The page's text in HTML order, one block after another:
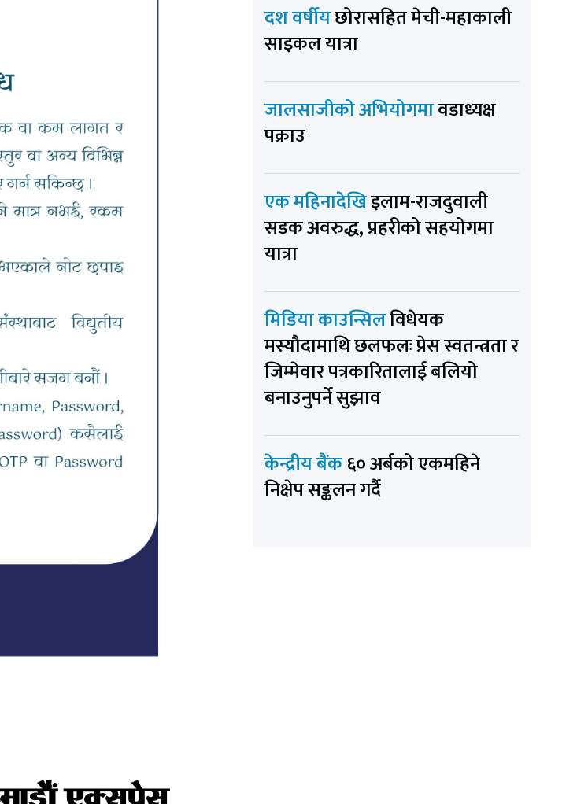
दश वर्षीयछोरासहित मेची-महाकाली
साइकल यात्रा
जालसाजीको अभियोगमावडाध्यक्ष
पक्राउ
एक महिनादेखिइलाम-राजदुवाली
सडक अवरुद्ध, प्रहरीको सहयोगमा
यात्रा
मिडिया काउन्सिलविधेयक
मस्यौदामाथि छलफलः प्रेस स्वतन्त्रता र
जिम्मेवार पत्रकारितालाई बलियो
बनाउनुपर्ने सुझाव
केन्द्रीय बैंक६० अर्बको एकमहिने
निक्षेप सङ्कलन गर्दै